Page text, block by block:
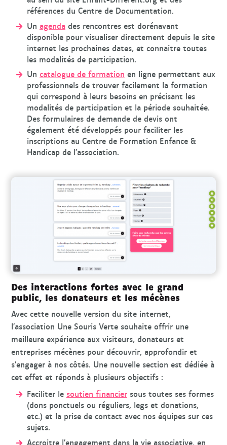
références du Centre de Documentation.
Un agendades rencontres est dorénavant
disponible pour visualiser directement depuis le site
internet les prochaines dates, et connaitre toutes
les modalités de participation.
Un catalogue de formation en ligne permettant aux
professionnels de trouver facilement la formation
qui correspond à leurs besoins en précisant les
modalités de participation et la période souhaitée.
Des formulaires de demande de devis ont
également été développés pour faciliter les
inscriptions au Centre de Formation Enfance &
Handicap de l’association.
Des interactions fortes avec le grand
public, les donateurs et les mécènes
Avec cette nouvelle version du site internet,
l’association Une Souris Verte souhaite offrir une
meilleure expérience aux visiteurs, donateurs et
entreprises mécènes pour découvrir, approfondir et
s’engager à nos côtés. Une nouvelle section est dédiée à
cet effet et réponds à plusieurs objectifs :
Faciliter le soutien financiersous toutes ses formes
(dons ponctuels ou réguliers, legs et donations,
etc.) et la prise de contact avec nos équipes sur ces
sujets.
Accroitre l’engagement dans la vie associative, en